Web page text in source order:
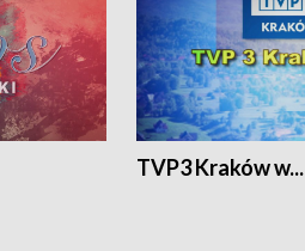
TVP3 Kraków w...